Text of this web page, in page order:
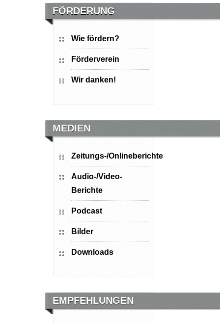
FÖRDERUNG
Wie fördern?
Förderverein
Wir danken!
MEDIEN
Zeitungs-/Onlineberichte
Audio-/Video-
Berichte
Podcast
Bilder
Downloads
EMPFEHLUNGEN